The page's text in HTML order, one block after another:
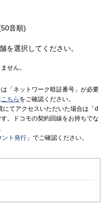
音順)
を選択してください。
せん。
「ネットワーク暗証番号」が必要
こちら をご確認ください。
てアクセスいただいた場合は「d
。ドコモの契約回線をお持ちでな
ント発行 」でご確認ください。